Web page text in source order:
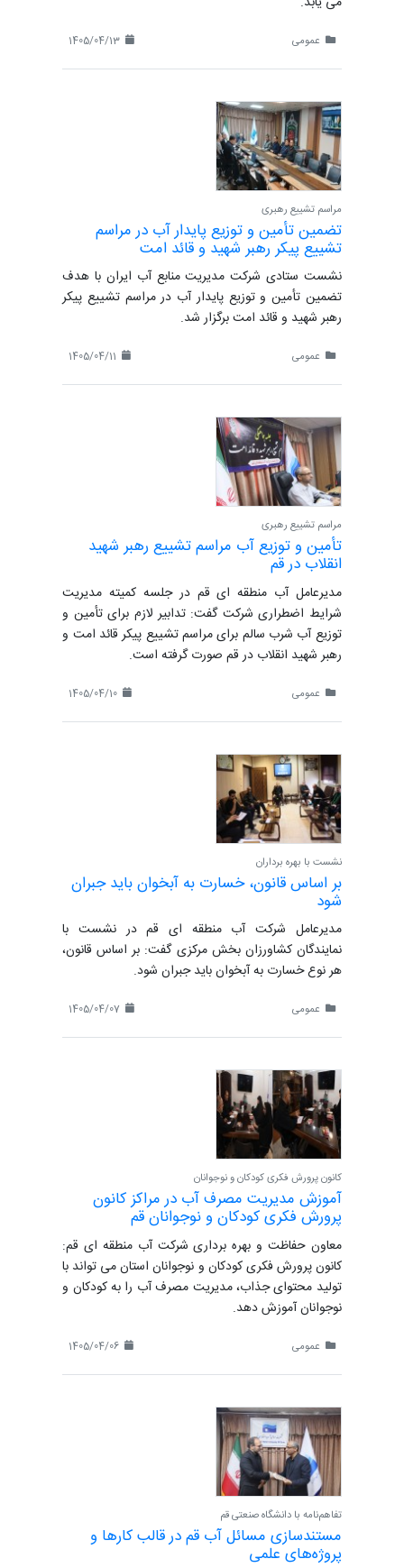
عمومی
مراسم تشییع رهبری
تضمین تأمین و توزیع پایدار آب در مراسم
تشییع پیکر رهبر شهید و قائد امت
نشست ستادی شرکت مدیریت منابع آب ایران با هدف
تضمین تأمین و توزیع پایدار آب در مراسم تشییع پیکر
رهبر شهید و قائد امت برگزار شد.
عمومی
مراسم تشییع رهبری
تأمین و توزیع آب مراسم تشییع رهبر شهید
انقلاب در قم
مدیرعامل آب منطقه ای قم در جلسه کمیته مدیریت
شرایط اضطراری شرکت گفت: تدابیر لازم برای تأمین و
توزیع آب شرب سالم برای مراسم تشییع پیکر قائد امت و
رهبر شهید انقلاب در قم صورت گرفته است.
عمومی
نشست با بهره برداران
بر اساس قانون، خسارت به آبخوان باید جبران
شود
مدیرعامل شرکت آب منطقه ای قم در نشست با
نمایندگان کشاورزان بخش مرکزی گفت: بر اساس قانون،
هر نوع خسارت به آبخوان باید جبران شود.
عمومی
کانون پرورش فکری کودکان و نوجوانان
آموزش مدیریت مصرف آب در مراکز کانون
پرورش فکری کودکان و نوجوانان قم
معاون حفاظت و بهره برداری شرکت آب منطقه ای قم:
کانون پرورش فکری کودکان و نوجوانان استان می تواند با
تولید محتوای جذاب، مدیریت مصرف آب را به کودکان و
نوجوانان آموزش دهد.
عمومی
تفاهم‌نامه با دانشگاه صنعتی قم
مستندسازی مسائل آب قم در قالب کارها و
پروژه‌های علمی